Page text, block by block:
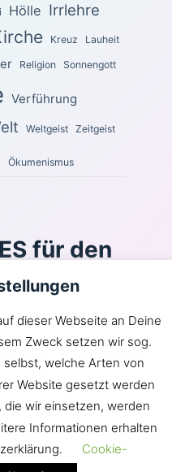
Hölle Irrlehre
Kreuz Lauheit
Religion Sonnengott
Verführung
Weltgeist Zeitgeist
Ökumenismus
für den
gemacht. Steht
durch ein Joch der
| KLARtext |
Impressum
die Welt gebracht.
dieser Webseite an Deine
Zweck setzen wir sog.
welche Arten von
Website gesetzt werden
die wir einsetzen, werden
Informationen erhalten
Cookie-